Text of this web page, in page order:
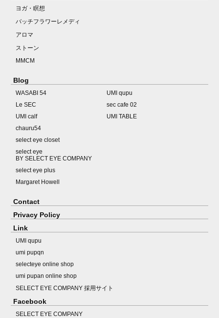
ヨガ・瞑想
バッチフラワーレメディ
アロマ
ストーン
MMCM
Blog
WASABI 54
Le SEC
UMI calf
chauru54
select eye closet
select eye
BY SELECT EYE COMPANY
select eye plus
Margaret Howell
UMI qupu
sec cafe 02
UMI TABLE
Contact
Privacy Policy
Link
UMI qupu
umi pupqn
selecteye online shop
umi pupan online shop
SELECT EYE COMPANY 採用サイト
Facebook
SELECT EYE COMPANY